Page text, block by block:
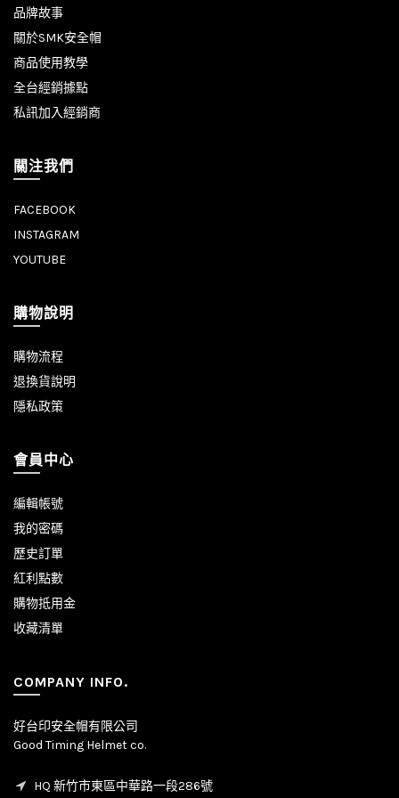
品牌故事
關於SMK安全帽
商品使用教學
全台經銷據點
私訊加入經銷商
關注我們
FACEBOOK
INSTAGRAM
YOUTUBE
購物說明
購物流程
退換貨說明
隱私政策
會員中心
編輯帳號
我的密碼
歷史訂單
紅利點數
購物抵用金
收藏清單
COMPANY INFO.
好台印安全帽有限公司
Good Timing Helmet co.
HQ 新竹市東區中華路一段286號